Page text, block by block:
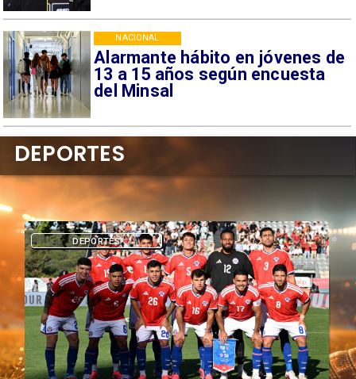
Alarmante hábito en jóvenes de
13 a 15 años según encuesta
del Minsal
NACIONAL
DEPORTES
DEPORTES